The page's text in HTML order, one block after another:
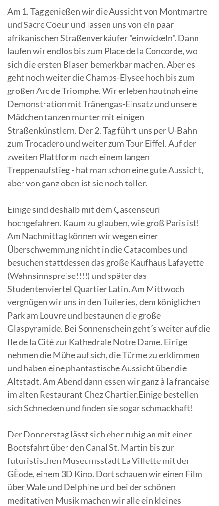
Am 1. Tag genießen wir die Aussicht von Montmartre
und Sacre Coeur und lassen uns von ein paar
afrikanischen Straßenverkäufer "einwickeln". Dann
laufen wir endlos bis zum Place de la Concorde, wo
sich die ersten Blasen bemerkbar machen. Aber es
geht noch weiter die Champs-Elysee hoch bis zum
großen Arc de Triomphe. Wir erleben hautnah eine
Demonstration mit Tränengas-Einsatz und unsere
Mädchen tanzen munter mit einigen
Straßenkünstlern. Der 2. Tag führt uns per U-Bahn
zum Trocadero und weiter zum Tour Eiffel. Auf der
zweiten Plattform nach einem langen
Treppenaufstieg - hat man schon eine gute Aussicht,
aber von ganz oben ist sie noch toller.
Einige sind deshalb mit dem Çascenseurí
hochgefahren. Kaum zu glauben, wie groß Paris ist!
Am Nachmittag können wir wegen einer
Überschwemmung nicht in die Catacombes und
besuchen stattdessen das große Kaufhaus Lafayette
(Wahnsinnspreise!!!!) und später das
Studentenviertel Quartier Latin. Am Mittwoch
vergnügen wir uns in den Tuileries, dem königlichen
Park am Louvre und bestaunen die große
Glaspyramide. Bei Sonnenschein geht´s weiter auf die
Ile de la Cité zur Kathedrale Notre Dame. Einige
nehmen die Mühe auf sich, die Türme zu erklimmen
und haben eine phantastische Aussicht über die
Altstadt. Am Abend dann essen wir ganz à la francaise
im alten Restaurant Chez Chartier.Einige bestellen
sich Schnecken und finden sie sogar schmackhaft!
Der Donnerstag lässt sich eher ruhig an mit einer
Bootsfahrt über den Canal St. Martin bis zur
futuristischen Museumsstadt La Villette mit der
GÈode, einem 3D Kino. Dort schauen wir einen Film
über Wale und Delphine und bei der schönen
meditativen Musik machen wir alle ein kleines